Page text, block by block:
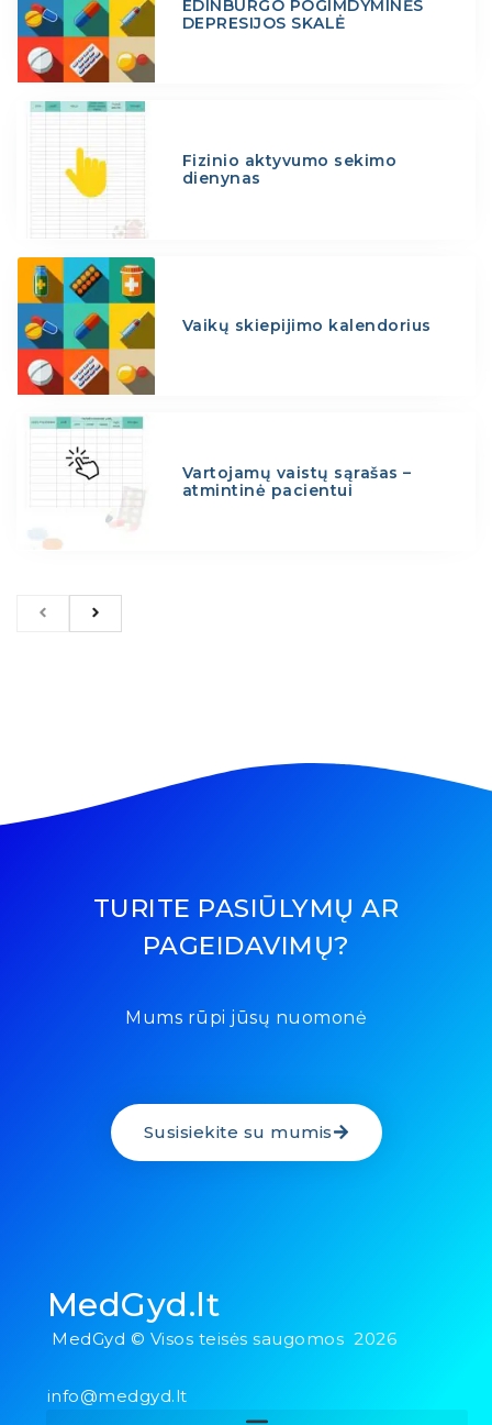
EDINBURGO POGIMDYMINĖS
DEPRESIJOS SKALĖ
Fizinio aktyvumo sekimo
dienynas
Vaikų skiepijimo kalendorius
Vartojamų vaistų sąrašas –
atmintinė pacientui
TURITE PASIŪLYMŲ AR
PAGEIDAVIMŲ?
Mums rūpi jūsų nuomonė
Susisiekite su mumis
MedGyd.lt
MedGyd © Visos teisės saugomos 2026
info@medgyd.lt